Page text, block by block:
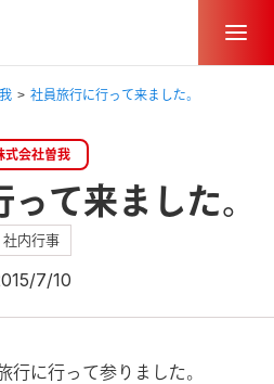
社員旅行に行って来ました。
式会社曽我
て来ました。
社内行事
7/10
に行って参りました。